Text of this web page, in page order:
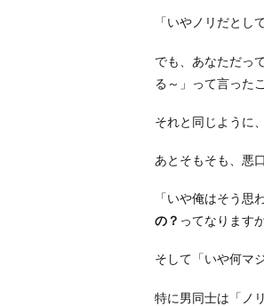
し
言
っ
と
考
る
3.
分
の
「いやノリだとし
でも、あなただっ
る～」って言った
それと同じように
あとそもそも、悪
「いや俺はそう思
の？ ってなります
そして「いや何マ
特に男同士は「ノ